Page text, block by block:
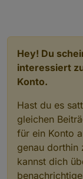
Hey! Du
interessiert
Konto.
Hast du es
gleichen
für ein Konto
genau dorthin
kannst dich